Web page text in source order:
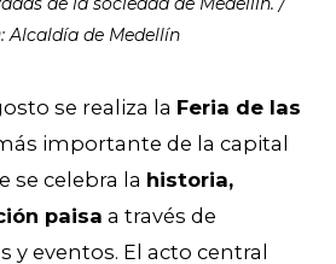
Alcaldía de Medellín
se realiza la Feria de las
importante de la capital
se celebra la historia,
paisa a través de
y eventos. El acto central